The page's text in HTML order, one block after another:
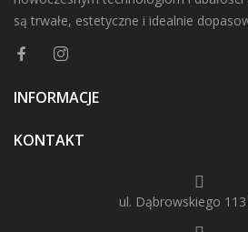
są trwałe, estetyczne i idealnie
INFORMACJE
KONTAKT
ul. Dąbrowskiego